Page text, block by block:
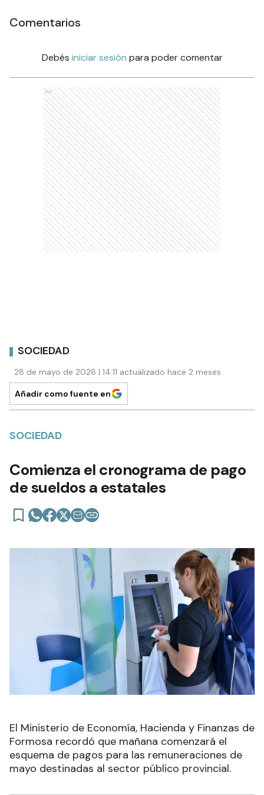
Comentarios
Debés iniciar sesión para poder comentar
Ads
SOCIEDAD
28 de mayo de 2026 | 14:11 actualizado hace 2 meses
Añadir como fuente en
SOCIEDAD
Comienza el cronograma de pago
de sueldos a estatales
El Ministerio de Economía, Hacienda y Finanzas de
Formosa recordó que mañana comenzará el
esquema de pagos para las remuneraciones de
mayo destinadas al sector público provincial.